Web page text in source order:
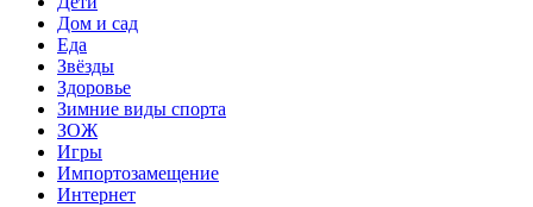
Дом и сад
Еда
Звёзды
Здоровье
Зимние виды спорта
ЗОЖ
Игры
Импортозамещение
Интернет